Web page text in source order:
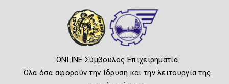
ONLINE Σύμβουλος Επιχειρηματία
Όλα όσα αφορούν την ίδρυση και την λειτουργία της